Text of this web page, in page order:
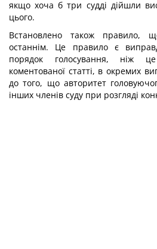
якщо хоча б три судді дійшли
цього.
Встановлено також правило,
останнім. Це правило є
порядок голосування, ніж
коментованої статті, в окремих
до того, що авторитет
інших членів суду при розгляді